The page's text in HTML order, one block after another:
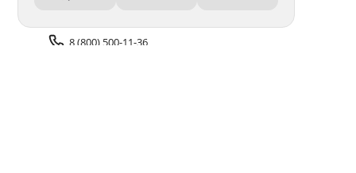
8 (800) 500-11-36